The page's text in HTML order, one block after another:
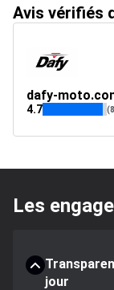
Avis vérifiés
dafy-
4.7
Les
jour